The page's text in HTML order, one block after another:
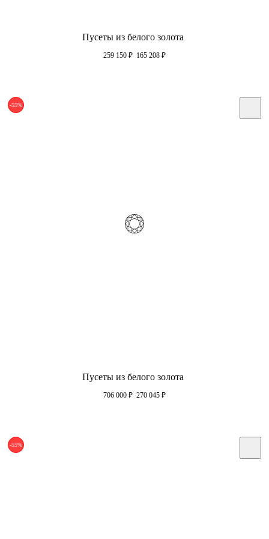
Пусеты из белого золота
259 150 ₽ 165 208 ₽
-55%
Пусеты из белого золота
706 000 ₽ 270 045 ₽
-55%